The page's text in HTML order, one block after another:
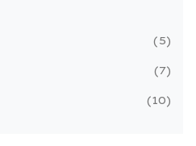
5
7
10